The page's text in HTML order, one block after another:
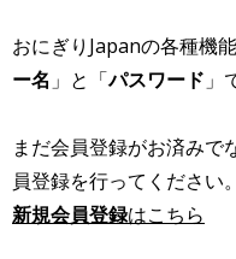
おにぎりJapanの各種機
ー名 」と「パスワード 」
まだ会員登録がお済みで
員登録を行ってください。
新規会員登録はこちら